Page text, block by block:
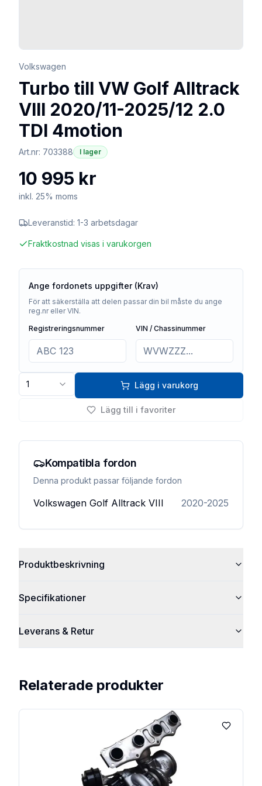
Volkswagen
Turbo till VW Golf Alltrack
VIII 2020/11-2025/12 2.0
TDI 4motion
Art.nr: 703388 I lager
10 995 kr
inkl. 25% moms
Leveranstid: 1-3 arbetsdagar
Fraktkostnad visas i varukorgen
Ange fordonets uppgifter (Krav)
För att säkerställa att delen passar din bil måste du ange
reg.nr eller VIN.
Registreringsnummer
VIN / Chassinummer
1 Lägg i varukorg
Lägg till i favoriter
Kompatibla fordon
Denna produkt passar följande fordon
Volkswagen Golf Alltrack VIII 2020-2025
Produktbeskrivning
Specifikationer
Leverans & Retur
Relaterade produkter
Lägg till